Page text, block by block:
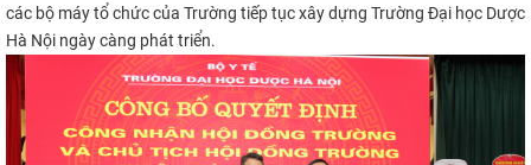
các bộ máy tổ chức của Trường tiếp tục xây dựng Trường Đại học Dược
Hà Nội ngày càng phát triển.